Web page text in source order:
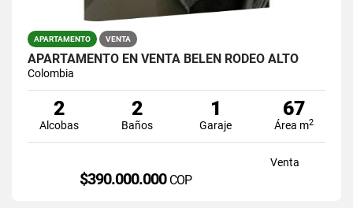
APARTAMENTO VENTA
APARTAMENTO EN VENTA BELÉN RODEO ALTO
Colombia
2
Alcobas
2
Baños
1
Garaje
67
Área m2
Venta
$390.000.000 COP